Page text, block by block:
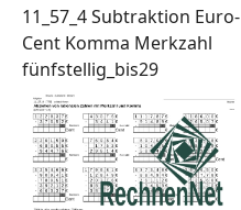
11_57_4 Subtraktion Euro-
Cent Komma Merkzahl
fünfstellig_bis29